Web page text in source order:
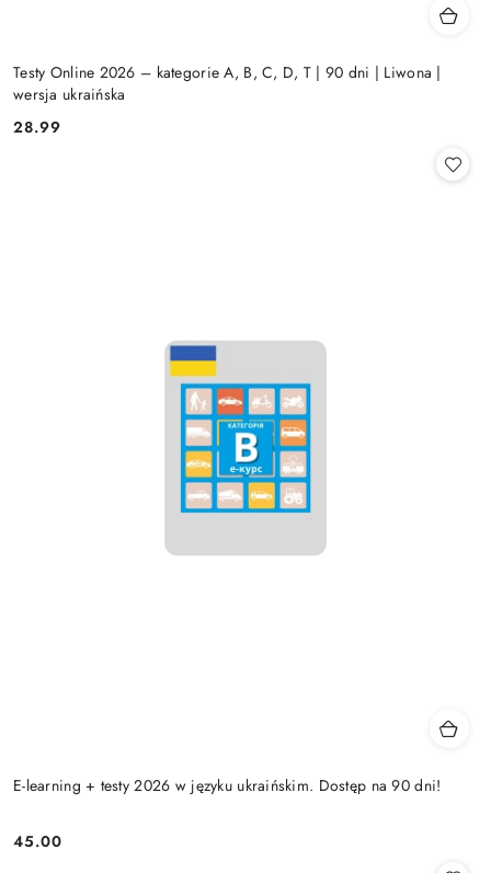
Testy Online 2026 – kategorie A, B, C, D, T | 90 dni | Liwona |
wersja ukraińska
Cena:
28.99
E-learning + testy 2026 w języku ukraińskim. Dostęp na 90 dni!
Cena:
45.00